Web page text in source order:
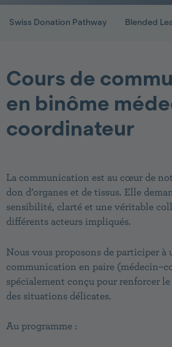
Swiss Donation Pathway Blended
Cours de
en binôme
coordinateur
La communication est au cœur de
don d’organes et de tissus. Elle
sensibilité, clarté et une véritable
différents acteurs impliqués.
Nous vous proposons de participer
communication en paire
spécialement conçu pour renforcer
des situations délicates.
Au programme :